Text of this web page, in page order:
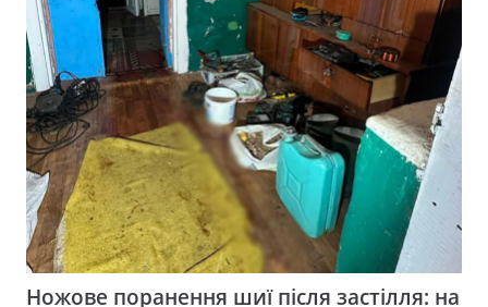
Ножове поранення шиї після застілля: на